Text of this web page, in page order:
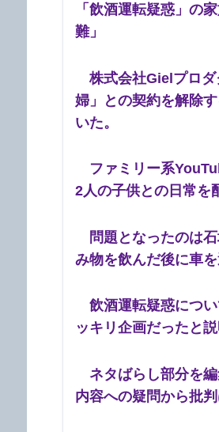
「飲酒運転疑惑」の
難」
株式会社Gielプロダ
婦」との契約を解除
いた。
ファミリー系
2人の子供との日常
問題となったのは石
み物を飲んだ後に車
飲酒運転疑惑につい
ッキリ企画だったと説
ネタばらし部分を編
内容への疑問から批